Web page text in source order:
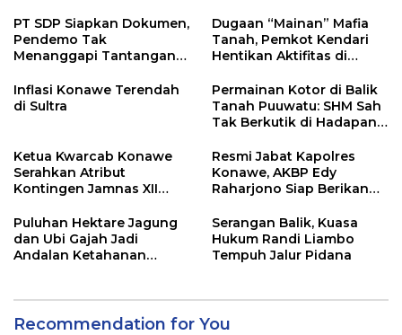
PT SDP Siapkan Dokumen,
Pendemo Tak
Menanggapi Tantangan
Dugaan “Mainan” Mafia
Tanah, Pemkot Kendari
Hentikan Aktifitas di
Inflasi Konawe Terendah
di Sultra
Permainan Kotor di Balik
Tanah Puuwatu: SHM Sah
Tak Berkutik di Hadapan
Ketua Kwarcab Konawe
Serahkan Atribut
Kontingen Jamnas XII
Resmi Jabat Kapolres
Konawe, AKBP Edy
Raharjono Siap Berikan
Puluhan Hektare Jagung
dan Ubi Gajah Jadi
Andalan Ketahanan
Serangan Balik, Kuasa
Hukum Randi Liambo
Tempuh Jalur Pidana
Recommendation for You